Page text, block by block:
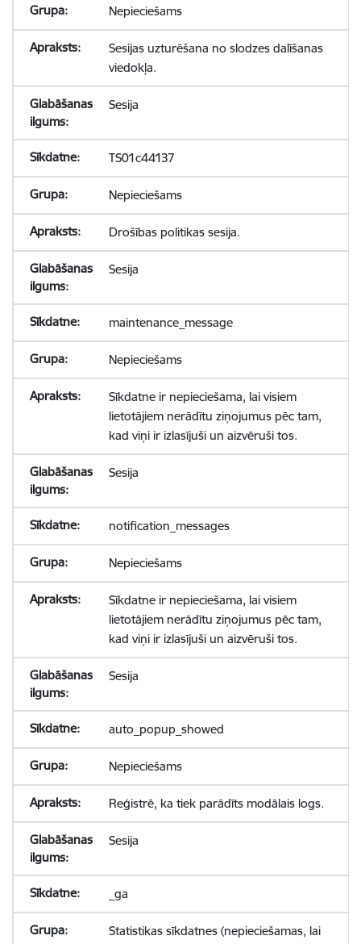
Nepieciešams
Sesijas uzturēšana no slodzes dalīšanas
viedokļa.
Sesija
TS01c44137
Nepieciešams
Drošības politikas sesija.
Sesija
maintenance_message
Nepieciešams
Sīkdatne ir nepieciešama, lai visiem
lietotājiem nerādītu ziņojumus pēc tam,
kad viņi ir izlasījuši un aizvēruši tos.
Sesija
notification_messages
Nepieciešams
Sīkdatne ir nepieciešama, lai visiem
lietotājiem nerādītu ziņojumus pēc tam,
kad viņi ir izlasījuši un aizvēruši tos.
Sesija
auto_popup_showed
Nepieciešams
Reģistrē, ka tiek parādīts modālais logs.
Sesija
_ga
Statistikas sīkdatnes (nepieciešamas, lai